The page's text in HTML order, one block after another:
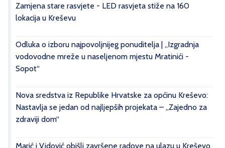
Zamjena stare rasvjete - LED rasvjeta stiže na 160
lokacija u Kreševu
Odluka o izboru najpovoljnijeg ponuditelja | „Izgradnja
vodovodne mreže u naseljenom mjestu Mratinići -
Sopot“
Nova sredstva iz Republike Hrvatske za općinu Kreševo:
Nastavlja se jedan od najljepših projekata – „Zajedno za
zdraviji dom“
Marić i Vidović obišli završene radove na ulazu u Kreševo